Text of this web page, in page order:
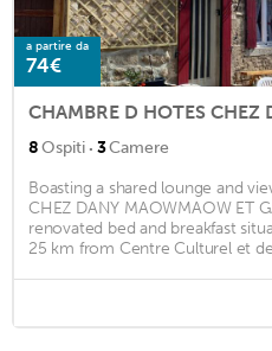
a partire da
74€
8Ospiti · 3Camere
Boasting a shared lounge and
CHEZ DANY MAOWMAOW ET
renovated bed and breakfast
25 km from Centre Culturel et